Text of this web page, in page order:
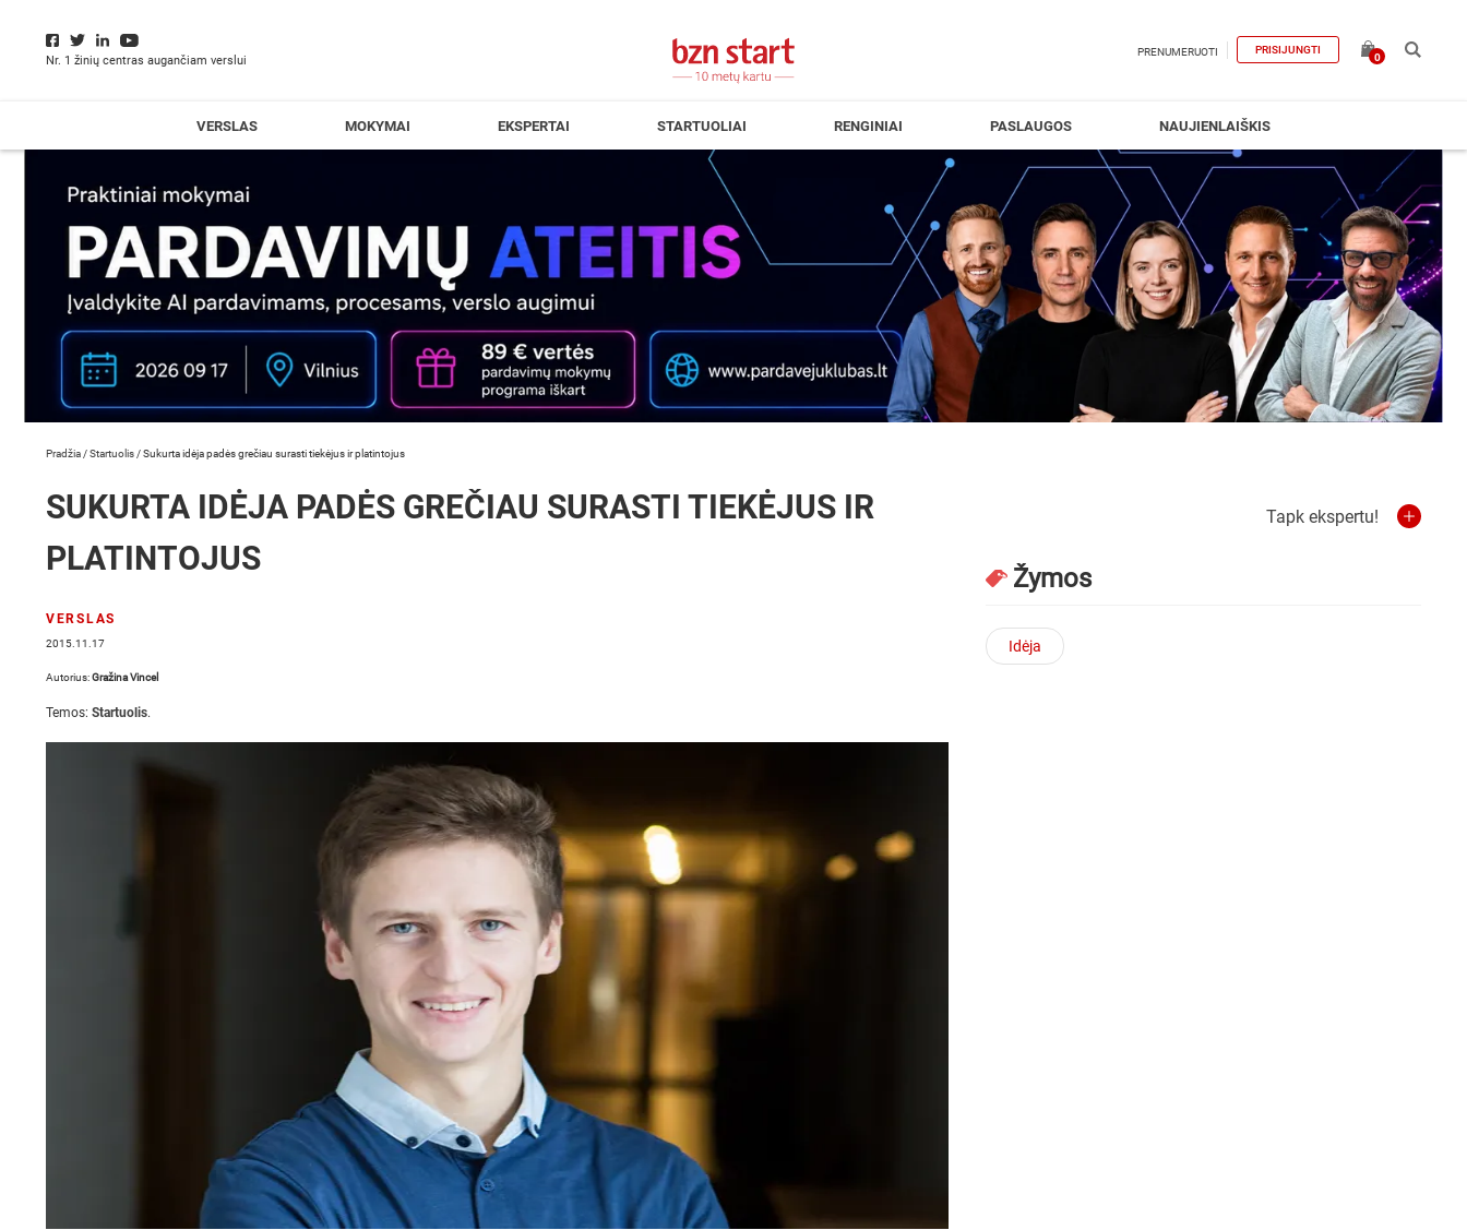
Nr. 1 žinių centras augančiam verslui
PRENUMERUOTI PRISIJUNGTI
0
VERSLAS MOKYMAI EKSPERTAI STARTUOLIAI RENGINIAI PASLAUGOS NAUJIENLAIŠKIS
Pradžia /Startuolis /Sukurta idėja padės grečiau surasti tiekėjus ir platintojus
SUKURTA IDĖJA PADĖS GREČIAU SURASTI TIEKĖJUS IR
PLATINTOJUS
VERSLAS
2015.11.17
Autorius:Gražina Vincel
Temos: Startuolis.
Tapk ekspertu!
Žymos
Idėja